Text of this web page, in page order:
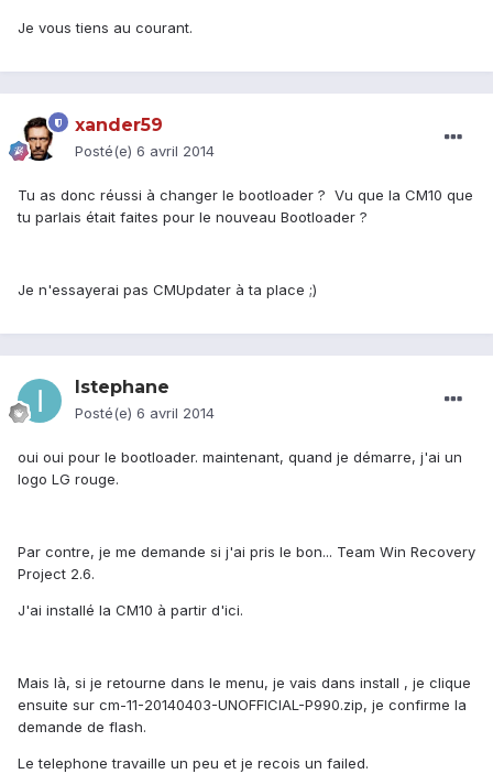
Je vous tiens au courant.
xander59
Posté(e) 6 avril 2014
Tu as donc réussi à changer le bootloader ? Vu que la CM10 que
tu parlais était faites pour le nouveau Bootloader ?
Je n'essayerai pas CMUpdater à ta place ;)
Istephane
Posté(e) 6 avril 2014
oui oui pour le bootloader. maintenant, quand je démarre, j'ai un
logo LG rouge.
Par contre, je me demande si j'ai pris le bon... Team Win Recovery
Project 2.6.
J'ai installé la CM10 à partir d'ici.
Mais là, si je retourne dans le menu, je vais dans install , je clique
ensuite sur cm-11-20140403-UNOFFICIAL-P990.zip, je confirme la
demande de flash.
Le telephone travaille un peu et je recois un failed.